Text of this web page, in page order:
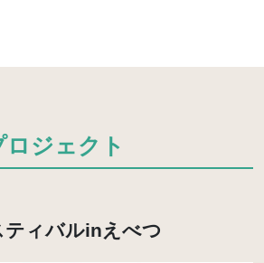
ジェクト
ティバルinえべつ